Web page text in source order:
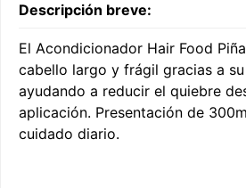
Descripción breve:
El Acondicionador Hair Food
cabello largo y frágil gracias a
ayudando a reducir el quiebre
aplicación. Presentación de
cuidado diario.